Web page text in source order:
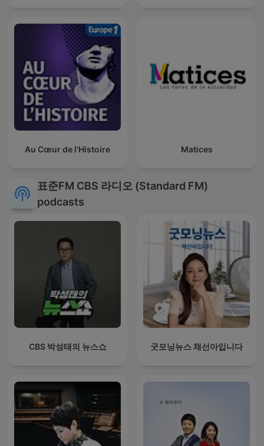
Au Cœur de l'Histoire Matices
표준FM CBS 라디오 (Standard FM)
podcasts
CBS 박성태의 뉴스쇼 굿모닝뉴스 채선아입니다